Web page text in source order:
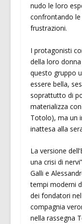
nudo le loro
confrontando
frustrazioni.
I protagonisti
della loro
questo gruppo
essere bella,
soprattutto di
materializza con
Totolo), ma un
inattesa alla
La versione
una crisi di
Galli e
tempi moderni
dei fondatori
compagnia
nella rassegna